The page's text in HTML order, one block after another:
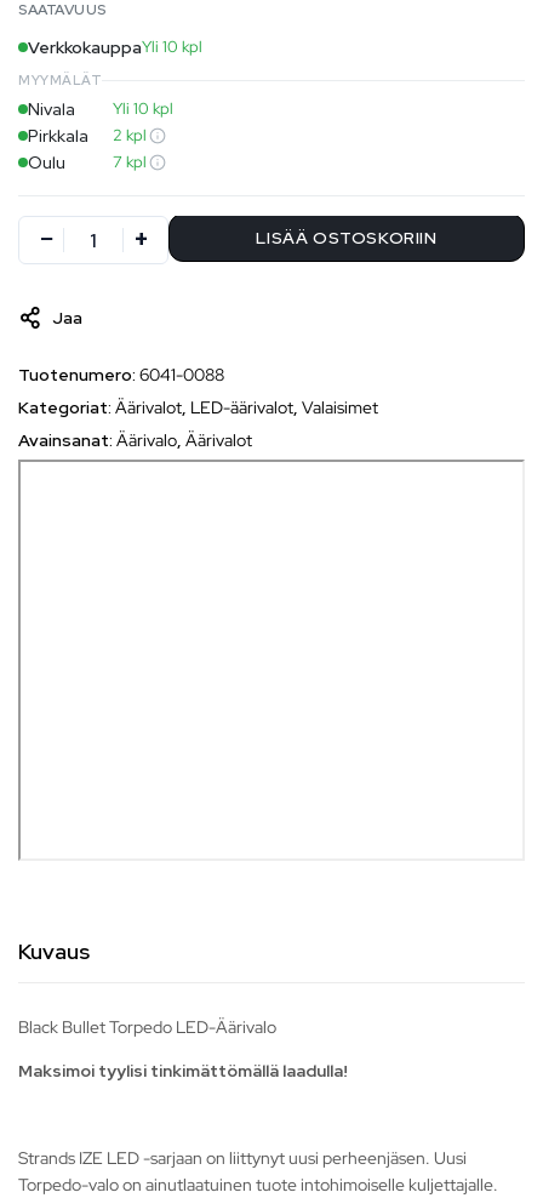
SAATAVUUS
VerkkokauppaYli 10 kpl
MYYMÄLÄT
Nivala Yli 10 kpl
Pirkkala 2 kpl
Oulu 7 kpl
LISÄÄ OSTOSKORIIN
Jaa
Tuotenumero: 6041-0088
Kategoriat: Äärivalot, LED-äärivalot, Valaisimet
Avainsanat: Äärivalo, Äärivalot
Kuvaus
Black Bullet Torpedo LED-Äärivalo
Maksimoi tyylisi tinkimättömällä laadulla!
Strands IZE LED -sarjaan on liittynyt uusi perheenjäsen. Uusi
Torpedo-valo on ainutlaatuinen tuote intohimoiselle kuljettajalle.